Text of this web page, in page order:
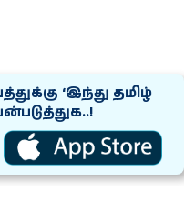
‘இந்து தமிழ்